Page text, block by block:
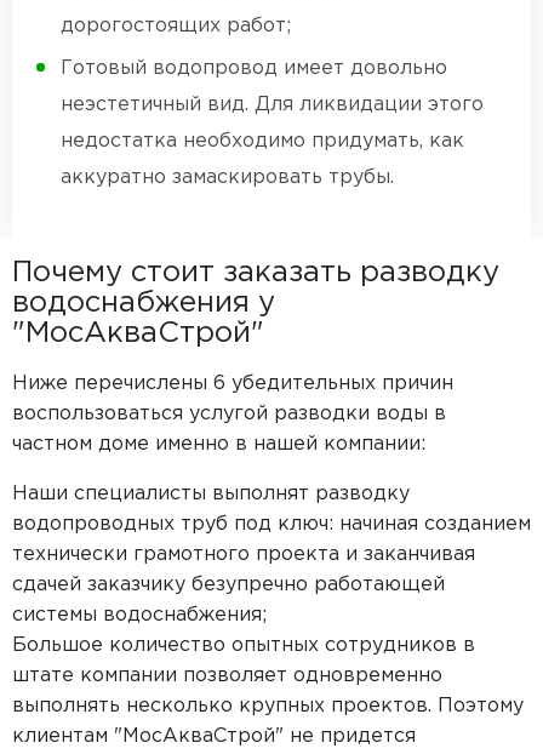
дорогостоящих работ;
Готовый водопровод имеет довольно
неэстетичный вид. Для ликвидации этого
недостатка необходимо придумать, как
аккуратно замаскировать трубы.
Почему стоит заказать разводку
водоснабжения у
"МосАкваСтрой"
Ниже перечислены 6 убедительных причин
воспользоваться услугой разводки воды в
частном доме именно в нашей компании:
Наши специалисты выполнят разводку
водопроводных труб под ключ: начиная созданием
технически грамотного проекта и заканчивая
сдачей заказчику безупречно работающей
системы водоснабжения;
Большое количество опытных сотрудников в
штате компании позволяет одновременно
выполнять несколько крупных проектов. Поэтому
клиентам "МосАкваСтрой" не придется